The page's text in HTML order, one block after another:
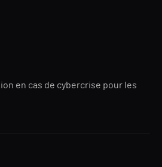
en cas de cybercrise pour les